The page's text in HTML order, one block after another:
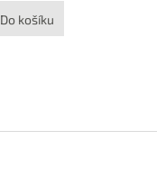
Do košíku